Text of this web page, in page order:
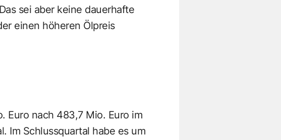
sei aber keine dauerhafte
einen höheren Ölpreis
Euro nach 483,7 Mio. Euro im
Im Schlussquartal habe es um